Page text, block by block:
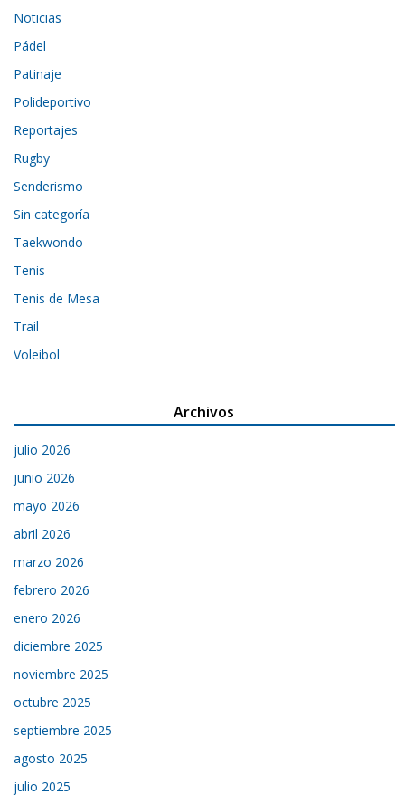
Noticias
Pádel
Patinaje
Polideportivo
Reportajes
Rugby
Senderismo
Sin categoría
Taekwondo
Tenis
Tenis de Mesa
Trail
Voleibol
Archivos
julio 2026
junio 2026
mayo 2026
abril 2026
marzo 2026
febrero 2026
enero 2026
diciembre 2025
noviembre 2025
octubre 2025
septiembre 2025
agosto 2025
julio 2025